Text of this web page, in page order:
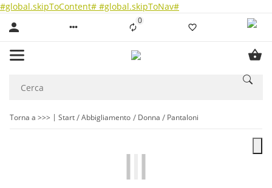
#global.skipToContent# #global.skipToNav#
0Liste ist leer
Torna a >>> Start Abbigliamento Donna Pantaloni